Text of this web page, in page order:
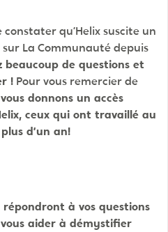
qu’Helix suscite un
La Communauté depuis
beaucoup de questions et
! Pour vous remercier de
donnons un accès
ceux qui ont travaillé au
d’un an!
répondront à vos questions
aider à démystifier